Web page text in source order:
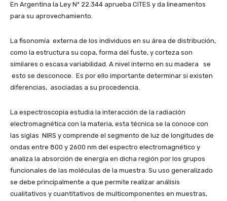
En Argentina la Ley Nº 22.344 aprueba CITES y da lineamentos
para su aprovechamiento.
La fisonomía externa de los individuos en su área de distribución,
como la estructura su copa, forma del fuste, y corteza son
similares o escasa variabilidad. A nivel interno en su madera se
esto se desconoce. Es por ello importante determinar si existen
diferencias, asociadas a su procedencia.
La espectroscopia estudia la interacción de la radiación
electromagnética con la materia, esta técnica se la conoce con
las siglas NIRS y comprende el segmento de luz de longitudes de
ondas entre 800 y 2600 nm del espectro electromagnético y
analiza la absorción de energía en dicha región por los grupos
funcionales de las moléculas de la muestra. Su uso generalizado
se debe principalmente a que permite realizar análisis
cualitativos y cuantitativos de multicomponentes en muestras,